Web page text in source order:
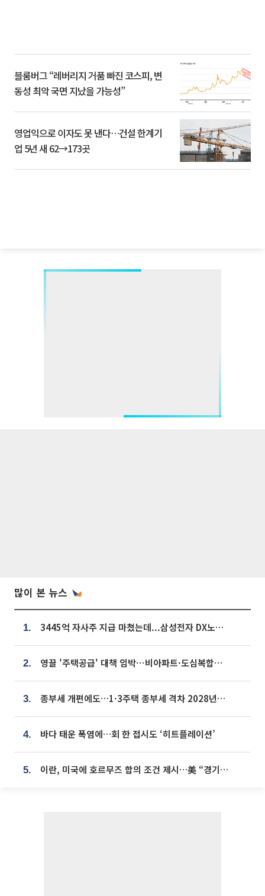
블룸버그 “레버리지 거품 빠진 코스피, 변
동성 최악 국면 지났을 가능성”
영업익으로 이자도 못 낸다…건설 한계기
업 5년 새 62→173곳
많이 본 뉴스
1. 3445억 자사주 지급 마쳤는데...삼성전자 DX노조, 뒤늦은 '떼쓰기 집회'
2. 영끌 '주택공급' 대책 임박⋯비아파트·도심복합까지 총동원
3. 종부세 개편에도…1·3주택 종부세 격차 2028년부터 확대
4. 바다 태운 폭염에…회 한 접시도 ‘히트플레이션’
5. 이란, 미국에 호르무즈 합의 조건 제시…美 “경기 아직 안 끝나” [종합]